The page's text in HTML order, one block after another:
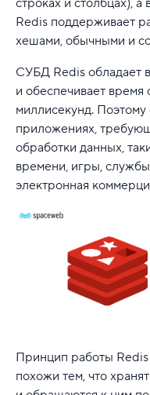
строках и столбцах), а
Redis поддерживает
хешами, обычными и
СУБД Redis обладает
и обеспечивает время
миллисекунд. Поэтому
приложениях,
обработки данных,
времени, игры,
электронная
Принцип работы
похожи тем, что